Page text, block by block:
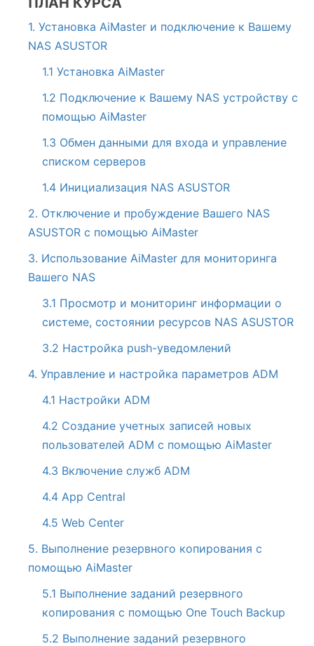
1. Установка AiMaster и подключение к Вашему
NAS ASUSTOR
1.1 Установка AiMaster
1.2 Подключение к Вашему NAS устройству с
помощью AiMaster
1.3 Обмен данными для входа и управление
списком серверов
1.4 Инициализация NAS ASUSTOR
2. Отключение и пробуждение Вашего NAS
ASUSTOR с помощью AiMaster
3. Использование AiMaster для мониторинга
Вашего NAS
3.1 Просмотр и мониторинг информации о
системе, состоянии ресурсов NAS ASUSTOR
3.2 Настройка push-уведомлений
4. Управление и настройка параметров ADM
4.1 Настройки ADM
4.2 Создание учетных записей новых
пользователей ADM с помощью AiMaster
4.3 Включение служб ADM
4.4 App Central
4.5 Web Center
5. Выполнение резервного копирования с
помощью AiMaster
5.1 Выполнение заданий резервного
копирования с помощью One Touch Backup
5.2 Выполнение заданий резервного